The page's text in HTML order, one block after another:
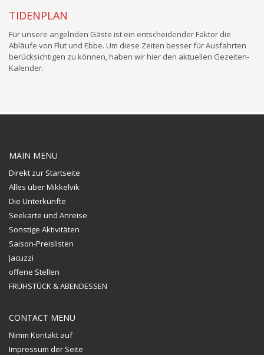
TIDENPLAN
Für unsere angelnden Gäste ist ein entscheidender Faktor die
Abläufe von Flut und Ebbe. Um diese Zeiten besser für Ausfahrten
berücksichtigen zu können, haben wir hier den aktuellen Gezeiten-
Kalender.
MAIN MENU
Direkt zur Startseite
Alles über Mikkelvik
Die Unterkünfte
Seekarte und Anreise
Sonstige Aktivitäten
Saison-Preislisten
Jacuzzi
offene Stellen
FRÜHSTÜCK & ABENDESSEN
CONTACT MENU
Nimm Kontakt auf
Impressum der Seite